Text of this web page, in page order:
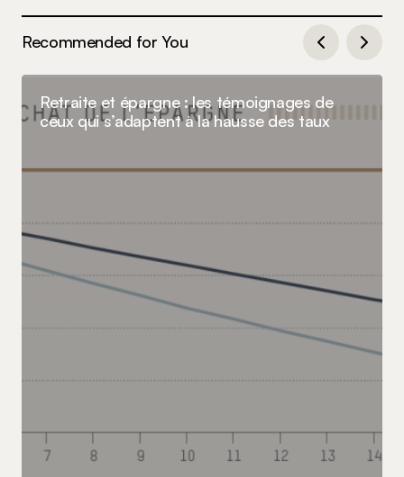
Recommended for You
Retraite et épargne : les témoignages de
ceux qui s’adaptent à la hausse des taux